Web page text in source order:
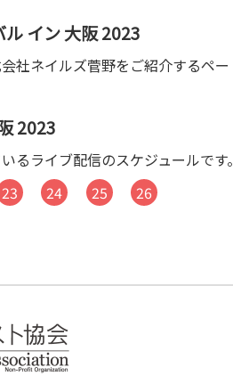
イン 大阪 2023
社ネイルズ菅野をご紹介するペー
2023
るライブ配信のスケジュールです。
23 24 25 26